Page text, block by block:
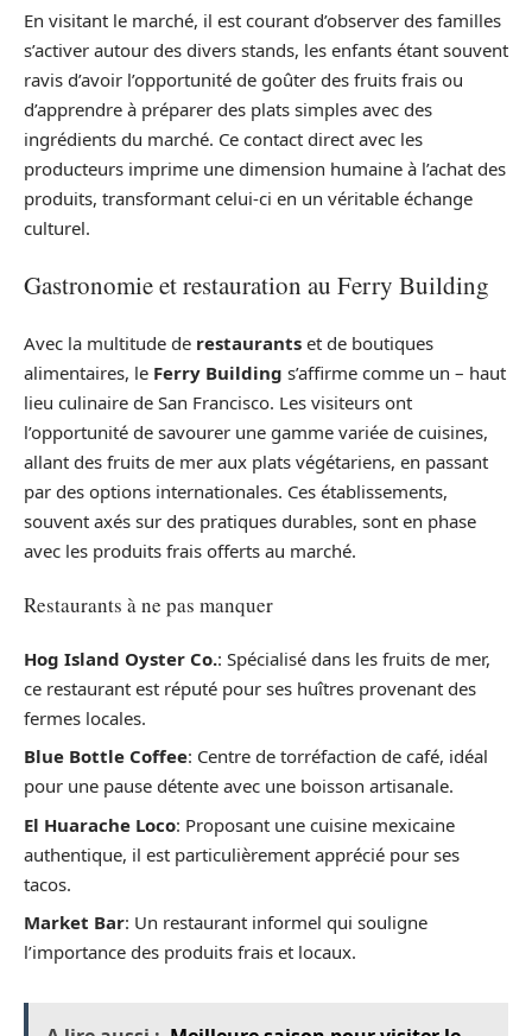
En visitant le marché, il est courant d’observer des familles
s’activer autour des divers stands, les enfants étant souvent
ravis d’avoir l’opportunité de goûter des fruits frais ou
d’apprendre à préparer des plats simples avec des
ingrédients du marché. Ce contact direct avec les
producteurs imprime une dimension humaine à l’achat des
produits, transformant celui-ci en un véritable échange
culturel.
Gastronomie et restauration au Ferry Building
Avec la multitude de restaurants et de boutiques
alimentaires, le Ferry Building s’affirme comme un – haut
lieu culinaire de San Francisco. Les visiteurs ont
l’opportunité de savourer une gamme variée de cuisines,
allant des fruits de mer aux plats végétariens, en passant
par des options internationales. Ces établissements,
souvent axés sur des pratiques durables, sont en phase
avec les produits frais offerts au marché.
Restaurants à ne pas manquer
Hog Island Oyster Co.: Spécialisé dans les fruits de mer,
ce restaurant est réputé pour ses huîtres provenant des
fermes locales.
Blue Bottle Coffee: Centre de torréfaction de café, idéal
pour une pause détente avec une boisson artisanale.
El Huarache Loco: Proposant une cuisine mexicaine
authentique, il est particulièrement apprécié pour ses
tacos.
Market Bar: Un restaurant informel qui souligne
l’importance des produits frais et locaux.